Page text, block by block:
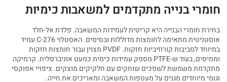
חומרי בנייה מתקדמים למשאבות כימיות
בחירת חומרי הבנייה היא קריטית לעמידות המשאבה. פלדת אל-חלד
אוסטניטית מתאימה לחומצות מדוללות ובסיסים. האסטלוי C-276 עמיד
במיוחד לסביבות קורוזיביות חזקות. PVDF מצוין עבור חומצות חזקות
וממיסים, בעוד ש-PTFE מספק עמידות כימית כמעט אוניברסלית. קרמיקה
מתקדמת משמשת לשפכים שוחקים עם חלקיקים מוצקים. ציפויי אפוקסי
וגומי מיוחדים מגנים על מעטפות המשאבה ומאריכים את חייה.